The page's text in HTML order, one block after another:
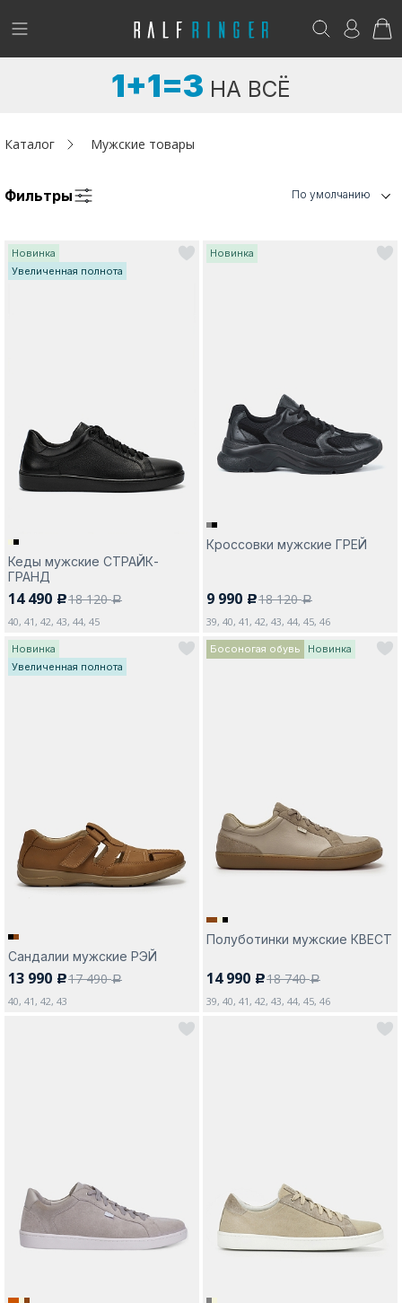
!
Женщинам
Капсула
Да, все верно
Покупателям
Возникли вопросы? - club@ralf.ru
1+1=3 НА ВСЁ
Каталог Мужские товары
Фильтры По умолчанию
Новинка
Увеличенная полнота
Кеды мужские СТРАЙК-
ГРАНД
14 490 c18 120a
40, 41, 42, 43, 44, 45
Новинка
Кроссовки мужские ГРЕЙ
9 990 c18 120a
39, 40, 41, 42, 43, 44, 45, 46
Новинка
Увеличенная полнота
Сандалии мужские РЭЙ
13 990 c17 490a
40, 41, 42, 43
Босоногая обувь Новинка
Полуботинки мужские КВЕСТ
14 990 c18 740a
39, 40, 41, 42, 43, 44, 45, 46